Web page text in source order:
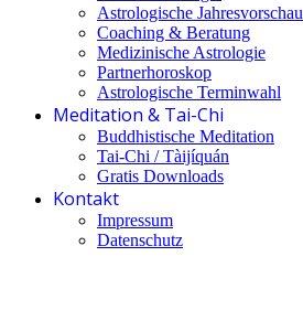
Astrologische Jahresvorschau
Coaching & Beratung
Medizinische Astrologie
Partnerhoroskop
Astrologische Terminwahl
Meditation & Tai-Chi
Buddhistische Meditation
Tai-Chi / Tàijíquán
Gratis Downloads
Kontakt
Impressum
Datenschutz